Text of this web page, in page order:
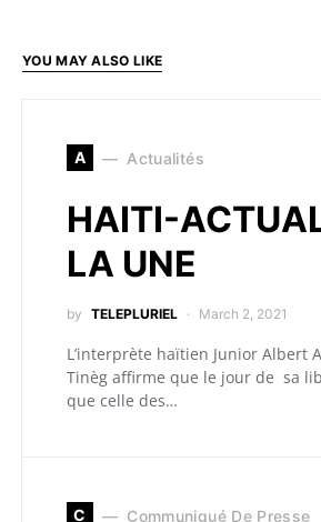
YOU MAY ALSO LIKE
A Actualités
HAITI-
LA UNE
by TELEPLURIEL March 2, 2021
L’interprète haïtien Junior Albert
Tinèg affirme que le jour de sa
que celle des…
C Communiqué De Presse